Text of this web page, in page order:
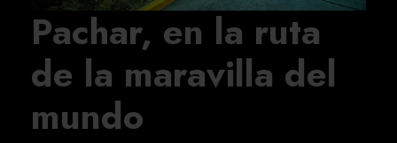
Pachar, en la ruta
de la maravilla del
mundo